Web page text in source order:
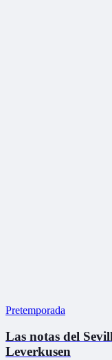
Pretemporada
Las notas del
Leverkusen